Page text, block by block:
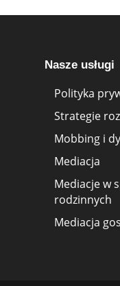
Nasze usługi
Polityka
Strategie
Mobbing i
Mediacja
Mediacje w
rodzinnych
Mediacja